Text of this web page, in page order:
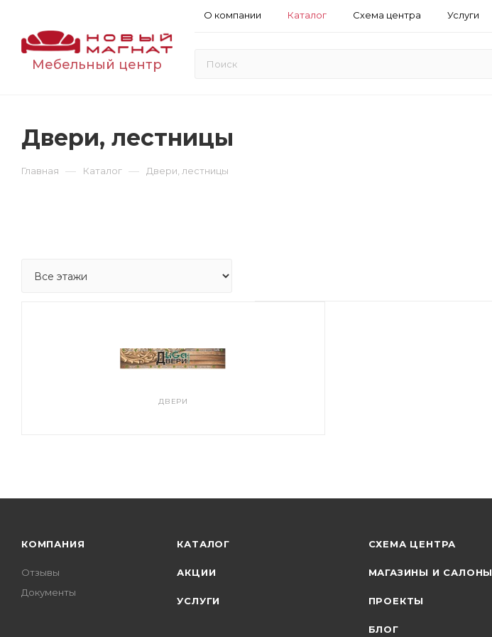
Мебельный центр
О компании Каталог Схема центра Услуги
Двери, лестницы
Главная — Каталог — Двери, лестницы
ДВЕРИ
КОМПАНИЯ
Отзывы
Документы
КАТАЛОГ
АКЦИИ
УСЛУГИ
СХЕМА ЦЕНТРА
МАГАЗИНЫ И САЛОНЫ
ПРОЕКТЫ
БЛОГ